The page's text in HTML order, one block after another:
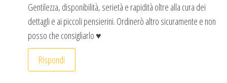
Gentilezza, disponibilità, serietà e rapidità oltre alla cura dei
dettagli e ai piccoli pensierini. Ordinerò altro sicuramente e non
posso che consigliarlo ♥️
Rispondi